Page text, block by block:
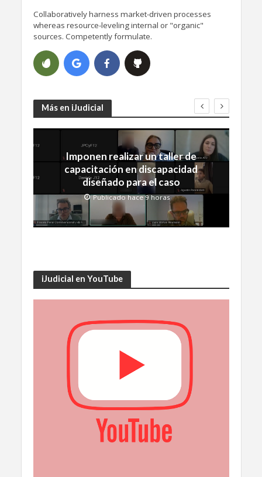
Collaboratively harness market-driven processes
whereas resource-leveling internal or "organic"
sources. Competently formulate.
Más en iJudicial
Imponen realizar un taller de
capacitación en discapacidad
diseñado para el caso
Publicado hace 9 horas
iJudicial en YouTube